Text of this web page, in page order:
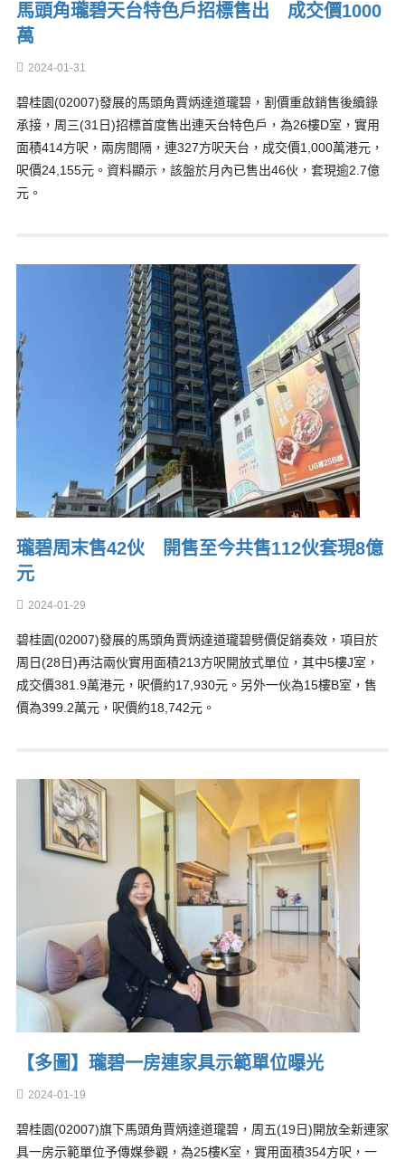
馬頭角瓏碧天台特色戶招標售出 成交價1000
萬
2024-01-31
碧桂園(02007)發展的馬頭角賈炳達道瓏碧，割價重啟銷售後續錄
承接，周三(31日)招標首度售出連天台特色戶，為26樓D室，實用
面積414方呎，兩房間隔，連327方呎天台，成交價1,000萬港元，
呎價24,155元。資料顯示，該盤於月內已售出46伙，套現逾2.7億
元。
瓏碧周末售42伙 開售至今共售112伙套現8億
元
2024-01-29
碧桂園(02007)發展的馬頭角賈炳達道瓏碧劈價促銷奏效，項目於
周日(28日)再沽兩伙實用面積213方呎開放式單位，其中5樓J室，
成交價381.9萬港元，呎價約17,930元。另外一伙為15樓B室，售
價為399.2萬元，呎價約18,742元。
【多圖】瓏碧一房連家具示範單位曝光
2024-01-19
碧桂園(02007)旗下馬頭角賈炳達道瓏碧，周五(19日)開放全新連家
具一房示範單位予傳媒參觀，為25樓K室，實用面積354方呎，一